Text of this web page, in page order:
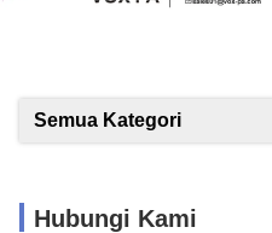
Semua Kategori
Hubungi Kami